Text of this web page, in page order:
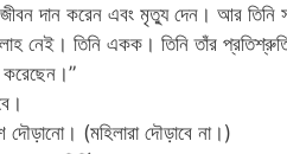
দান করেন এবং মৃত্যু দেন। আর তিনি
তিনি একক। তিনি তাঁর প্রতিশ্রুতি
দৌড়ানো। (মহিলারা দৌড়াবে না।)